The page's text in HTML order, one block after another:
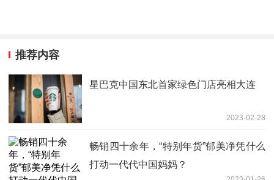
推荐内容
星巴克中国东北首家绿色门店亮相大连
2023-02-28
畅销四十余年，“特别年货”郁美净凭什么
打动一代代中国妈妈？